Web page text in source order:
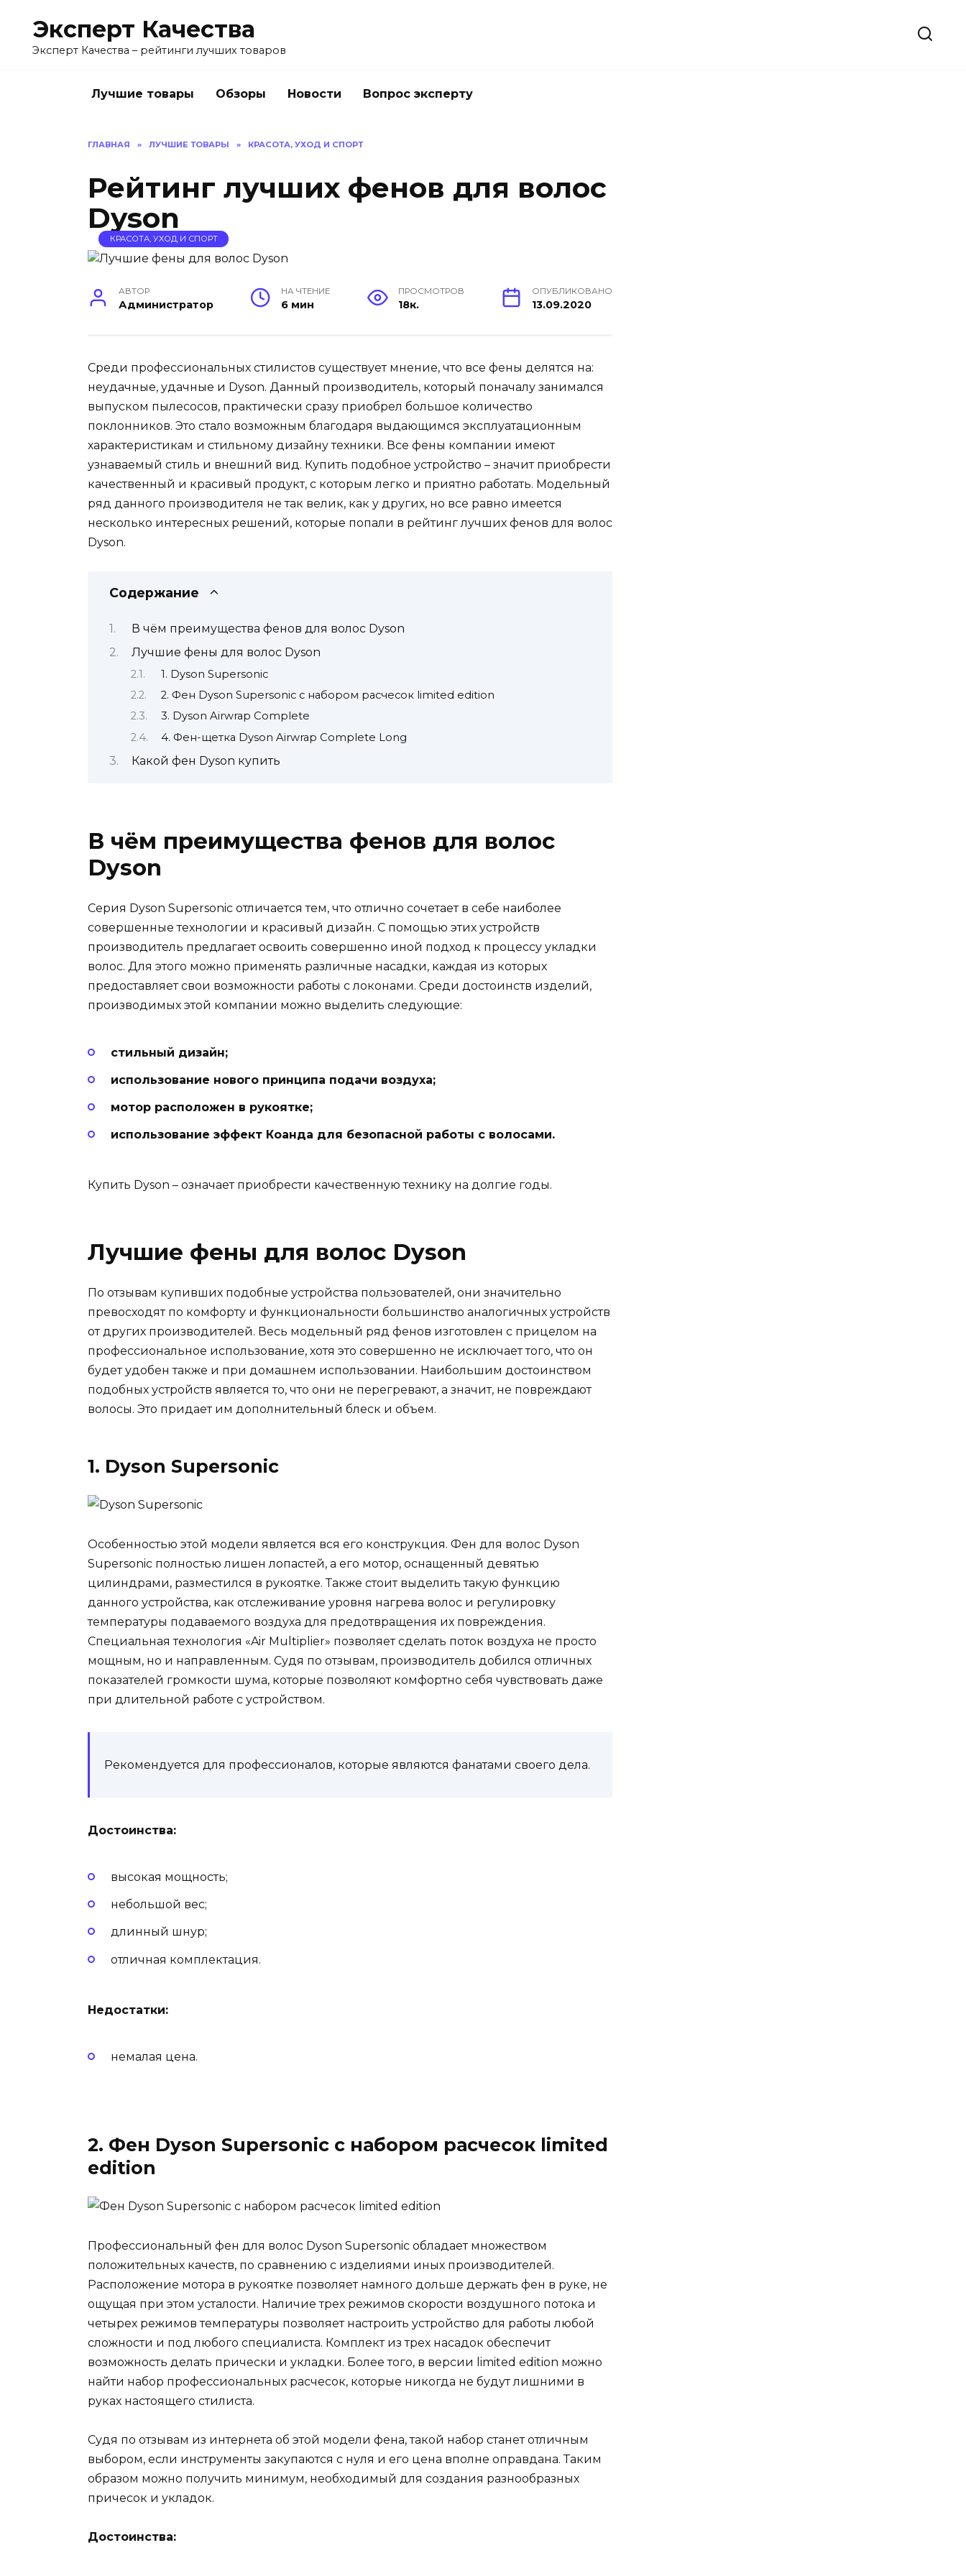
содержанию
Эксперт Качества
Эксперт Качества – рейтинги лучших товаров
Лучшие товары Обзоры Новости Вопрос эксперту
ГЛАВНАЯ » ЛУЧШИЕ ТОВАРЫ » КРАСОТА, УХОД И СПОРТ
Рейтинг лучших фенов для волос
Dyson
КРАСОТА, УХОД И СПОРТ
АВТОР
Администратор
НА ЧТЕНИЕ
6 мин
ПРОСМОТРОВ
18к.
ОПУБЛИКОВАНО
13.09.2020
Среди профессиональных стилистов существует мнение, что все фены делятся на:
неудачные, удачные и Dyson. Данный производитель, который поначалу занимался
выпуском пылесосов, практически сразу приобрел большое количество
поклонников. Это стало возможным благодаря выдающимся эксплуатационным
характеристикам и стильному дизайну техники. Все фены компании имеют
узнаваемый стиль и внешний вид. Купить подобное устройство – значит приобрести
качественный и красивый продукт, с которым легко и приятно работать. Модельный
ряд данного производителя не так велик, как у других, но все равно имеется
несколько интересных решений, которые попали в рейтинг лучших фенов для волос
Dyson.
Содержание
В чём преимущества фенов для волос Dyson
Лучшие фены для волос Dyson
1. Dyson Supersonic
2. Фен Dyson Supersonic с набором расчесок limited edition
3. Dyson Airwrap Complete
4. Фен-щетка Dyson Airwrap Complete Long
Какой фен Dyson купить
В чём преимущества фенов для волос
Dyson
Серия Dyson Supersonic отличается тем, что отлично сочетает в себе наиболее
совершенные технологии и красивый дизайн. С помощью этих устройств
производитель предлагает освоить совершенно иной подход к процессу укладки
волос. Для этого можно применять различные насадки, каждая из которых
предоставляет свои возможности работы с локонами. Среди достоинств изделий,
производимых этой компании можно выделить следующие:
стильный дизайн;
использование нового принципа подачи воздуха;
мотор расположен в рукоятке;
использование эффект Коанда для безопасной работы с волосами.
Купить Dyson – означает приобрести качественную технику на долгие годы.
Лучшие фены для волос Dyson
По отзывам купивших подобные устройства пользователей, они значительно
превосходят по комфорту и функциональности большинство аналогичных устройств
от других производителей. Весь модельный ряд фенов изготовлен с прицелом на
профессиональное использование, хотя это совершенно не исключает того, что он
будет удобен также и при домашнем использовании. Наибольшим достоинством
подобных устройств является то, что они не перегревают, а значит, не повреждают
волосы. Это придает им дополнительный блеск и объем.
1. Dyson Supersonic
Особенностью этой модели является вся его конструкция. Фен для волос Dyson
Supersonic полностью лишен лопастей, а его мотор, оснащенный девятью
цилиндрами, разместился в рукоятке. Также стоит выделить такую функцию
данного устройства, как отслеживание уровня нагрева волос и регулировку
температуры подаваемого воздуха для предотвращения их повреждения.
Специальная технология «Air Multiplier» позволяет сделать поток воздуха не просто
мощным, но и направленным. Судя по отзывам, производитель добился отличных
показателей громкости шума, которые позволяют комфортно себя чувствовать даже
при длительной работе с устройством.
Рекомендуется для профессионалов, которые являются фанатами своего дела.
Достоинства:
высокая мощность;
небольшой вес;
длинный шнур;
отличная комплектация.
Недостатки:
немалая цена.
2. Фен Dyson Supersonic с набором расчесок limited
edition
Профессиональный фен для волос Dyson Supersonic обладает множеством
положительных качеств, по сравнению с изделиями иных производителей.
Расположение мотора в рукоятке позволяет намного дольше держать фен в руке, не
ощущая при этом усталости. Наличие трех режимов скорости воздушного потока и
четырех режимов температуры позволяет настроить устройство для работы любой
сложности и под любого специалиста. Комплект из трех насадок обеспечит
возможность делать прически и укладки. Более того, в версии limited edition можно
найти набор профессиональных расчесок, которые никогда не будут лишними в
руках настоящего стилиста.
Судя по отзывам из интернета об этой модели фена, такой набор станет отличным
выбором, если инструменты закупаются с нуля и его цена вполне оправдана. Таким
образом можно получить минимум, необходимый для создания разнообразных
причесок и укладок.
Достоинства: